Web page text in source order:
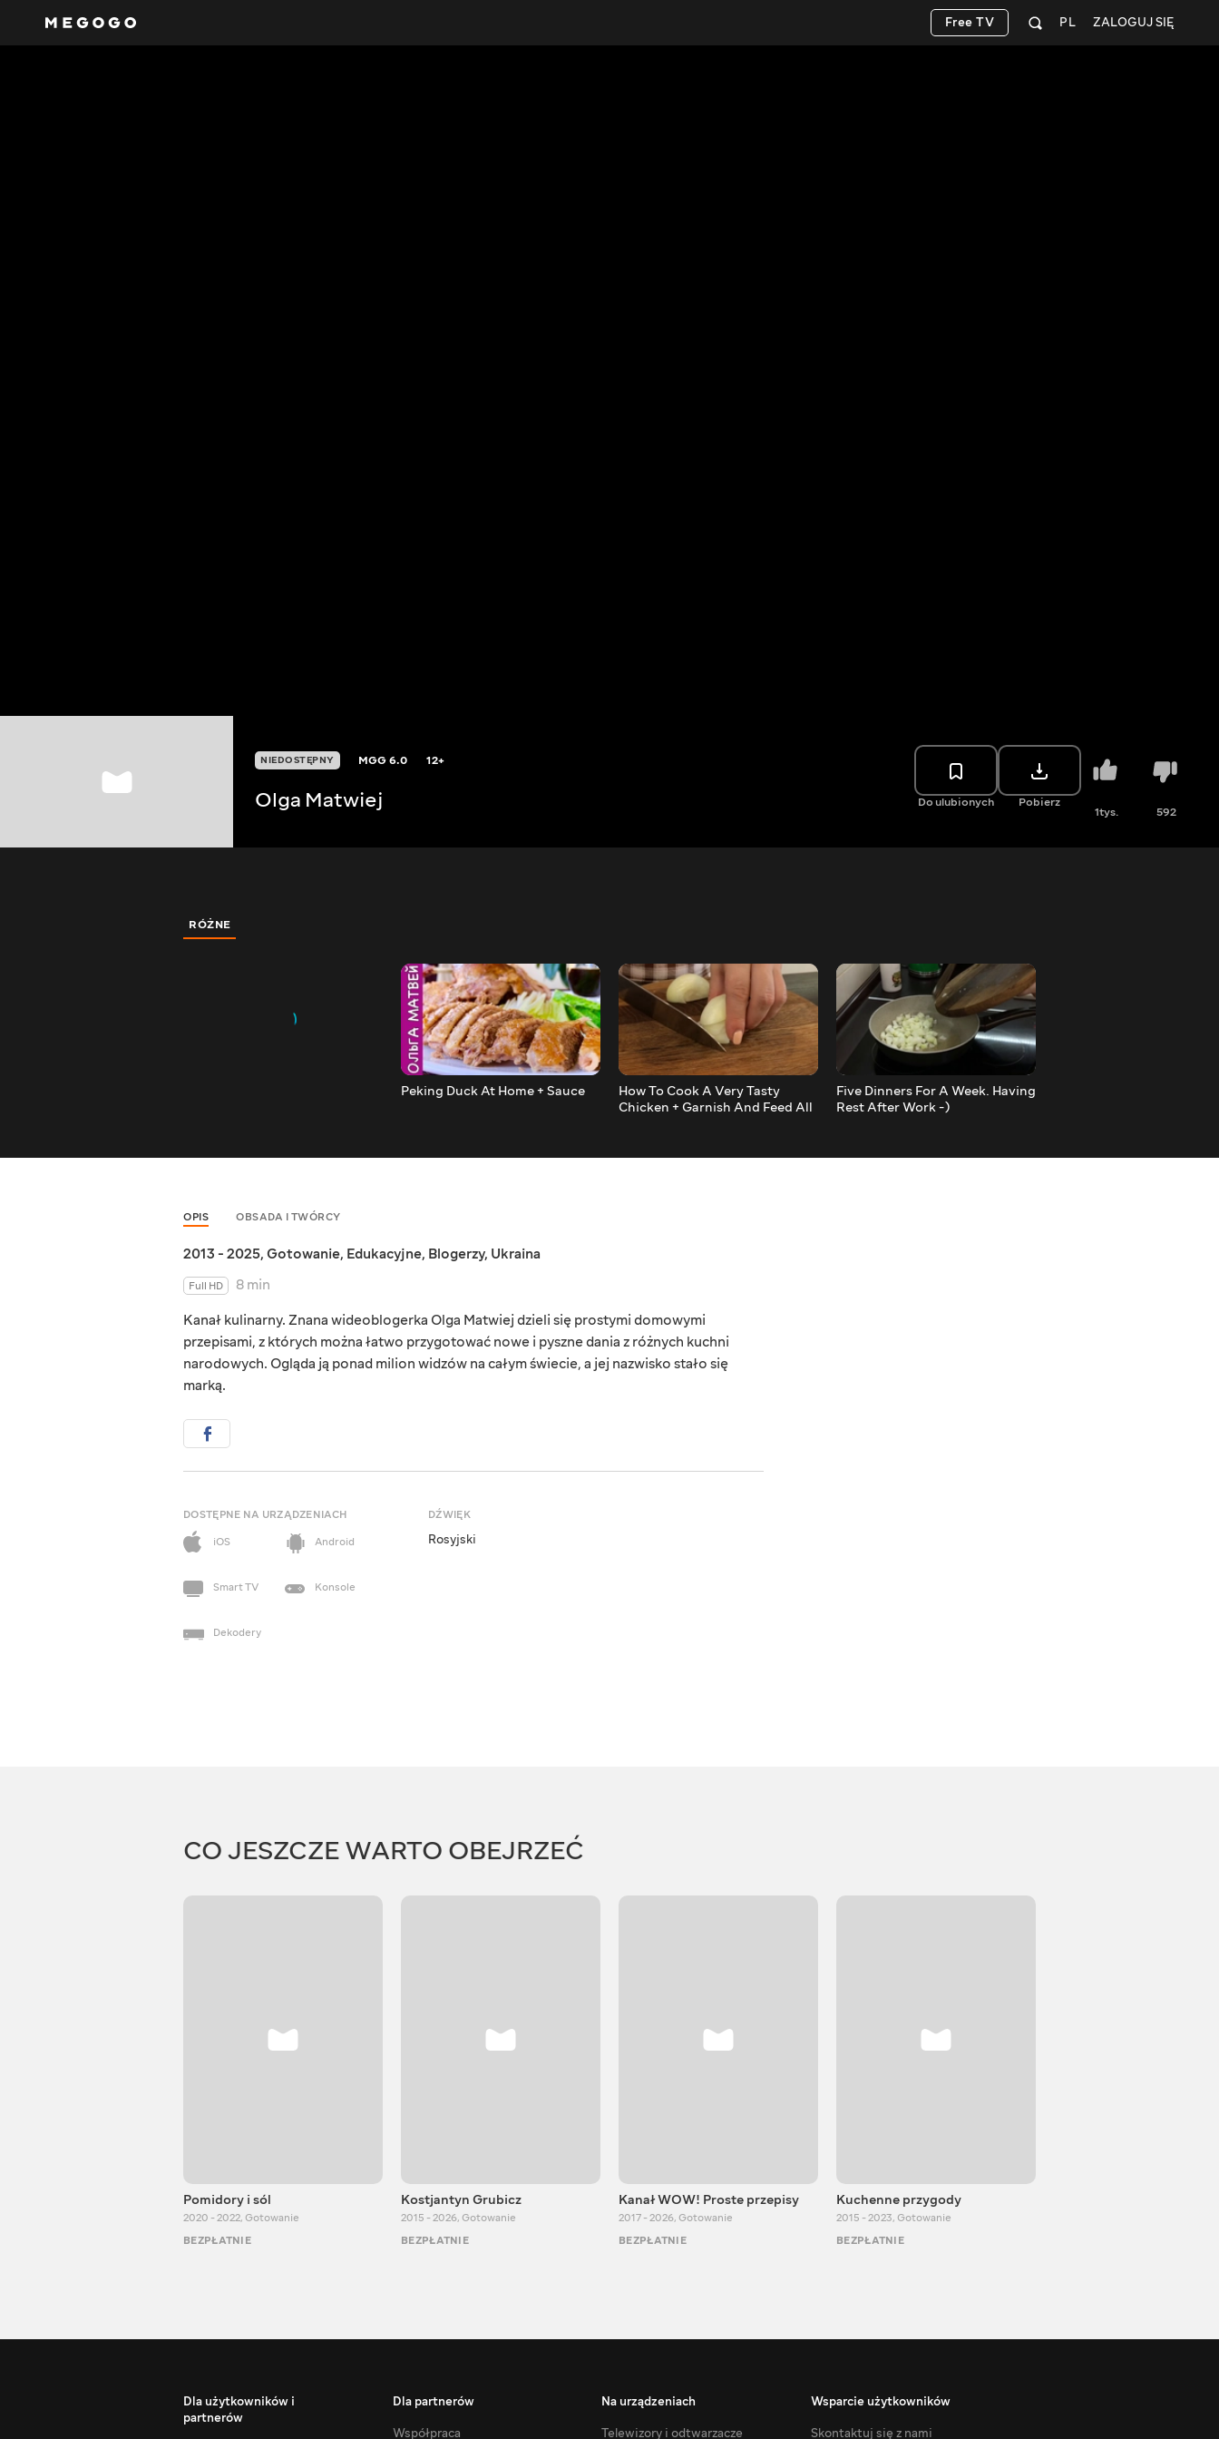
ZALOGUJ SIĘ
PL
Free TV
NIEDOSTĘPNY MGG6.0 12+
Olga Matwiej Do ulubionych Pobierz
1tys. 592
RÓŻNE
Peking Duck At Home + Sauce
How To Cook A Very Tasty
Chicken + Garnish And Feed All
Five Dinners For A Week. Having
Rest After Work -)
OPIS OBSADA I TWÓRCY
2013 - 2025, Gotowanie, Edukacyjne, Blogerzy, Ukraina
Full HD
8 min
Kanał kulinarny. Znana wideoblogerka Olga Matwiej dzieli się prostymi domowymi
przepisami, z których można łatwo przygotować nowe i pyszne dania z różnych kuchni
narodowych. Ogląda ją ponad milion widzów na całym świecie, a jej nazwisko stało się
marką.
DOSTĘPNE NA URZĄDZENIACH
iOS
Android
Smart TV Konsole
Dekodery
DŹWIĘK
Rosyjski
CO JESZCZE WARTO OBEJRZEĆ
Pomidory i sól
2020 - 2022, Gotowanie
BEZPŁATNIE
Kostjantyn Grubicz
2015 - 2026, Gotowanie
BEZPŁATNIE
Kanał WOW! Proste przepisy
2017 - 2026, Gotowanie
BEZPŁATNIE
Kuchenne przygody
2015 - 2023, Gotowanie
BEZPŁATNIE
Dla użytkowników i
partnerów
Dla partnerów
Współpraca
Na urządzeniach
Telewizory i odtwarzacze
Wsparcie użytkowników
Skontaktuj się z nami